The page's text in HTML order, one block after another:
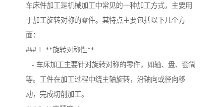
车床件加工是机械加工中常见的一种加工方式，主要用
于加工旋转对称的零件。其特点主要包括以下几个方
面：
### 1. **旋转对称性**
- 车床加工主要针对旋转对称的零件，如轴、盘、套筒
等。工件在加工过程中绕主轴旋转，沿轴向或径向移
动，完成切削加工。